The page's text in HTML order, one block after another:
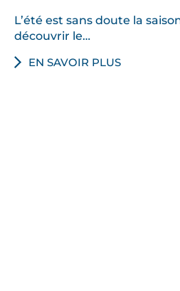
L’été est sans doute la
découvrir le…
EN SAVOIR PLUS